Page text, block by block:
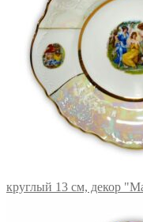
круглый 13 см, декор